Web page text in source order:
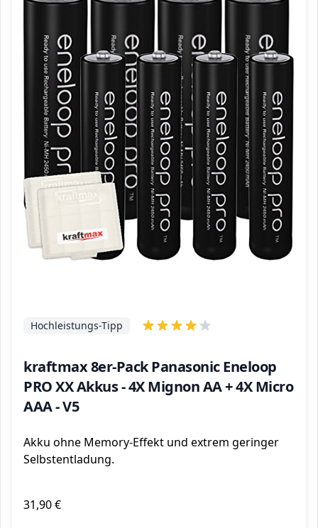
kraftmax 8er-Pack Panasonic Eneloop
PRO XX Akkus - 4X Mignon AA + 4X Micro
AAA - V5
Hochleistungs-Tipp
Akku ohne Memory-Effekt und extrem geringer
Selbstentladung.
31,90 €